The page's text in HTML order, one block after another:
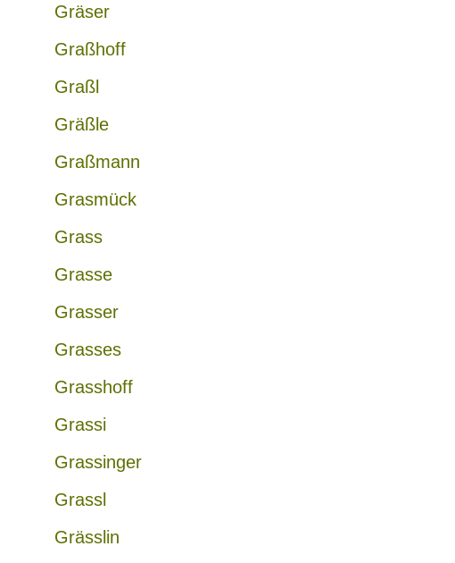
Gräser
Graßhoff
Graßl
Gräßle
Graßmann
Grasmück
Grass
Grasse
Grasser
Grasses
Grasshoff
Grassi
Grassinger
Grassl
Grässlin